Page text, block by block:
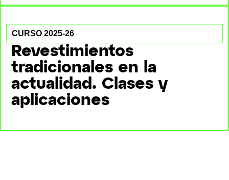
CURSO 2025-26
Revestimientos
tradicionales en la
actualidad. Clases y
aplicaciones